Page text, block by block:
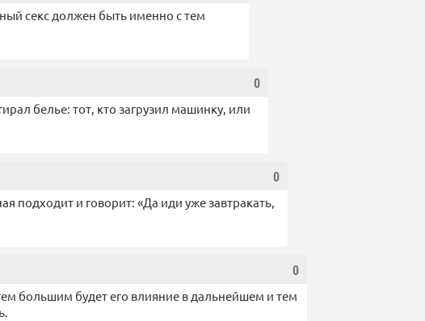
ceкс должен быть именно с тем
0
белье: тот, кто загрузил машинку, или
0
подходит и говорит: «Да иди уже завтракать,
0
большим будет его влияние в дальнейшем и тем